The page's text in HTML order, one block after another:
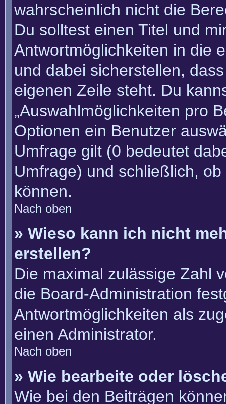
wahrscheinlich nicht die
Du solltest einen Titel und
Antwortmöglichkeiten in die
und dabei sicherstellen,
eigenen Zeile steht. Du
„Auswahlmöglichkeiten pro
Optionen ein Benutzer
Umfrage gilt (0 bedeutet
Umfrage) und schließlich,
können.
Nach oben
» Wieso kann ich nicht
erstellen?
Die maximal zulässige Zahl
die Board-Administration
Antwortmöglichkeiten als
einen Administrator.
Nach oben
» Wie bearbeite oder
Wie bei den Beiträgen